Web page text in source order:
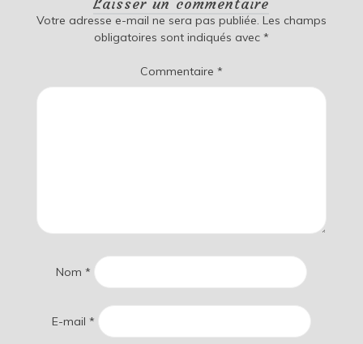
Votre adresse e-mail ne sera pas publiée. Les champs
obligatoires sont indiqués avec *
Commentaire *
Nom *
E-mail *